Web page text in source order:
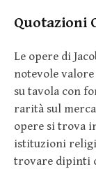
Quotazioni
Le opere di
notevole
su tavola con
rarità sul
opere si trova
istituzioni
trovare dipinti